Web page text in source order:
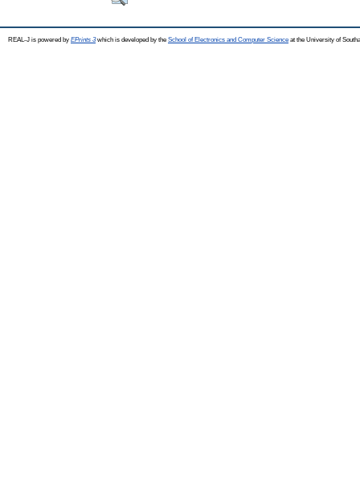
REAL-J is powered by EPrints 3which is developed by the School of Electronics and Computer Science at the University of